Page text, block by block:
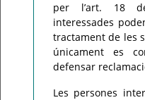
per l’art. 18
interessades
tractament de les
únicament es
defensar
Les persones